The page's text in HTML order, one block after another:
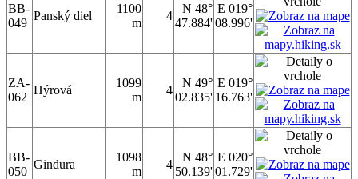
BB-
049
Panský diel
1100
m
4
N 48°
47.884'
E 019°
08.996'
ZA-
062
Hýrová
1099
m
4
N 49°
02.835'
E 019°
16.763'
BB-
050
Gindura
1098
m
4
N 48°
50.139'
E 020°
01.729'